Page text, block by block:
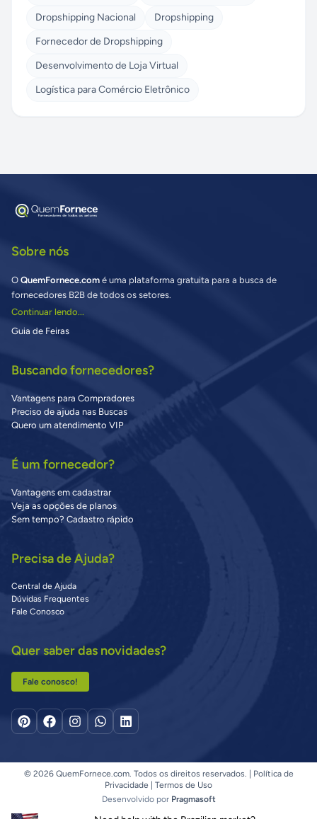
Dropshipping Nacional
Dropshipping
Fornecedor de Dropshipping
Desenvolvimento de Loja Virtual
Logística para Comércio Eletrônico
Sobre nós
O QuemFornece.com é uma plataforma gratuita para a busca de
fornecedores B2B de todos os setores.
Continuar lendo...
Guia de Feiras
Buscando fornecedores?
Vantagens para Compradores
Preciso de ajuda nas Buscas
Quero um atendimento VIP
É um fornecedor?
Vantagens em cadastrar
Veja as opções de planos
Sem tempo? Cadastro rápido
Precisa de Ajuda?
Central de Ajuda
Dúvidas Frequentes
Fale Conosco
Quer saber das novidades?
Fale conosco!
© 2026 QuemFornece.com. Todos os direitos reservados. |
Política de
Privacidade
Termos de Uso
Desenvolvido por Pragmasoft